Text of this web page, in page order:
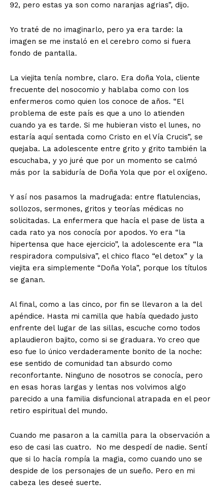
92, pero estas ya son como naranjas agrias”, dijo.
Yo traté de no imaginarlo, pero ya era tarde: la
imagen se me instaló en el cerebro como si fuera
fondo de pantalla.
La viejita tenía nombre, claro. Era doña Yola, cliente
frecuente del nosocomio y hablaba como con los
enfermeros como quien los conoce de años. “El
problema de este país es que a uno lo atienden
cuando ya es tarde. Si me hubieran visto el lunes, no
estaría aquí sentada como Cristo en el Vía Crucis”, se
quejaba. La adolescente entre grito y grito también la
escuchaba, y yo juré que por un momento se calmó
más por la sabiduría de Doña Yola que por el oxígeno.
Y así nos pasamos la madrugada: entre flatulencias,
sollozos, sermones, gritos y teorías médicas no
solicitadas. La enfermera que hacía el pase de lista a
cada rato ya nos conocía por apodos. Yo era “la
hipertensa que hace ejercicio”, la adolescente era “la
respiradora compulsiva”, el chico flaco “el detox” y la
viejita era simplemente “Doña Yola”, porque los títulos
se ganan.
Al final, como a las cinco, por fin se llevaron a la del
apéndice. Hasta mi camilla que había quedado justo
enfrente del lugar de las sillas, escuche como todos
aplaudieron bajito, como si se graduara. Yo creo que
eso fue lo único verdaderamente bonito de la noche:
ese sentido de comunidad tan absurdo como
reconfortante. Ninguno de nosotros se conocía, pero
en esas horas largas y lentas nos volvimos algo
parecido a una familia disfuncional atrapada en el peor
retiro espiritual del mundo.
Cuando me pasaron a la camilla para la observación a
eso de casi las cuatro. No me despedí de nadie. Sentí
que si lo hacía rompía la magia, como cuando uno se
despide de los personajes de un sueño. Pero en mi
cabeza les deseé suerte.